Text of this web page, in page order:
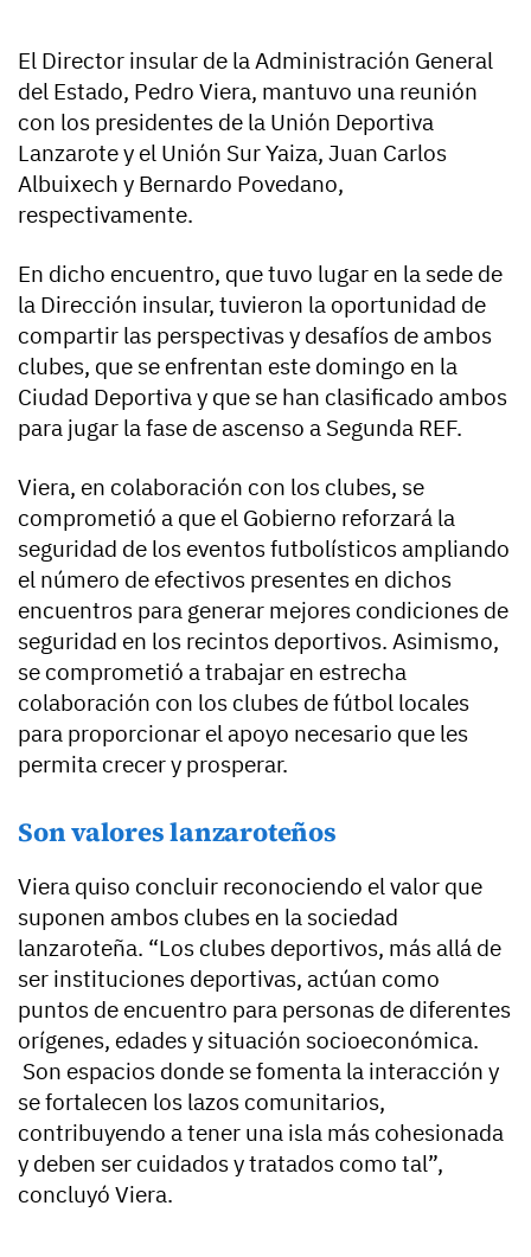
El Director insular de la Administración General
del Estado, Pedro Viera, mantuvo una reunión
con los presidentes de la Unión Deportiva
Lanzarote y el Unión Sur Yaiza, Juan Carlos
Albuixech y Bernardo Povedano,
respectivamente.
En dicho encuentro, que tuvo lugar en la sede de
la Dirección insular, tuvieron la oportunidad de
compartir las perspectivas y desafíos de ambos
clubes, que se enfrentan este domingo en la
Ciudad Deportiva y que se han clasificado ambos
para jugar la fase de ascenso a Segunda REF.
Viera, en colaboración con los clubes, se
comprometió a que el Gobierno reforzará la
seguridad de los eventos futbolísticos ampliando
el número de efectivos presentes en dichos
encuentros para generar mejores condiciones de
seguridad en los recintos deportivos. Asimismo,
se comprometió a trabajar en estrecha
colaboración con los clubes de fútbol locales
para proporcionar el apoyo necesario que les
permita crecer y prosperar.
Son valores lanzaroteños
Viera quiso concluir reconociendo el valor que
suponen ambos clubes en la sociedad
lanzaroteña. “Los clubes deportivos, más allá de
ser instituciones deportivas, actúan como
puntos de encuentro para personas de diferentes
orígenes, edades y situación socioeconómica.
Son espacios donde se fomenta la interacción y
se fortalecen los lazos comunitarios,
contribuyendo a tener una isla más cohesionada
y deben ser cuidados y tratados como tal”,
concluyó Viera.